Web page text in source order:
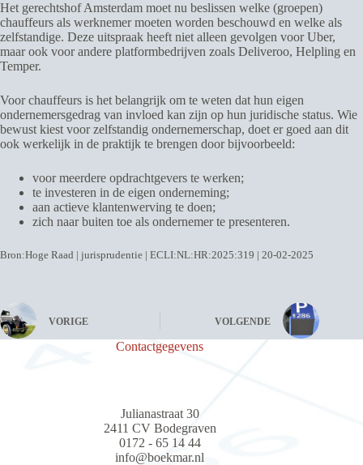
Het gerechtshof Amsterdam moet nu beslissen welke (groepen)
chauffeurs als werknemer moeten worden beschouwd en welke als
zelfstandige. Deze uitspraak heeft niet alleen gevolgen voor Uber,
maar ook voor andere platformbedrijven zoals Deliveroo, Helpling en
Temper.
Voor chauffeurs is het belangrijk om te weten dat hun eigen
ondernemersgedrag van invloed kan zijn op hun juridische status. Wie
bewust kiest voor zelfstandig ondernemerschap, doet er goed aan dit
ook werkelijk in de praktijk te brengen door bijvoorbeeld:
voor meerdere opdrachtgevers te werken;
te investeren in de eigen onderneming;
aan actieve klantenwerving te doen;
zich naar buiten toe als ondernemer te presenteren.
Bron:Hoge Raad | jurisprudentie | ECLI:NL:HR:2025:319 | 20-02-2025
VORIGE VOLGENDE
Contactgegevens
Julianastraat 30
2411 CV Bodegraven
0172 - 65 14 44
info@boekmar.nl